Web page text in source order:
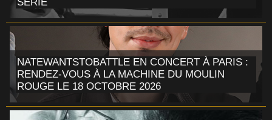
NATEWANTSTOBATTLE EN CONCERT À PARIS :
RENDEZ-VOUS À LA MACHINE DU MOULIN
ROUGE LE 18 OCTOBRE 2026